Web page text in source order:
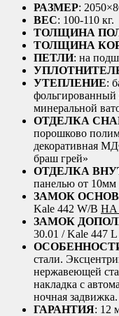
РАЗМЕР:
ВЕС: 100-110 кг.
ТОЛЩИНА
ТОЛЩИНА
ПЕТЛИ: на
УТЕПЛЕНИЕ:
фольгированный
минеральной
ОТДЕЛКА
порошково
декоративная
браш грей»
ОТДЕЛКА
панелью от 10мм
ЗАМОК
Kale 442 W/B НА
ЗАМОК
30.01 / Kale 447 L
стали.
нержавеющей
накладка с
ночная задвижка.
ГАРАНТИЯ: 12